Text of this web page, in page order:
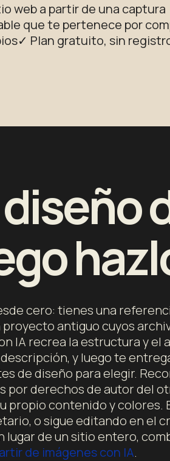
web a partir de una captura
que te pertenece por
✓ Plan gratuito, sin
cero: tienes una
antiguo cuyos
IA recrea la estructura y el
y luego te
de diseño para elegir.
por derechos de autor del
propio contenido y colores.
o sigue editando en el
de un sitio entero,
de imágenes con IA.